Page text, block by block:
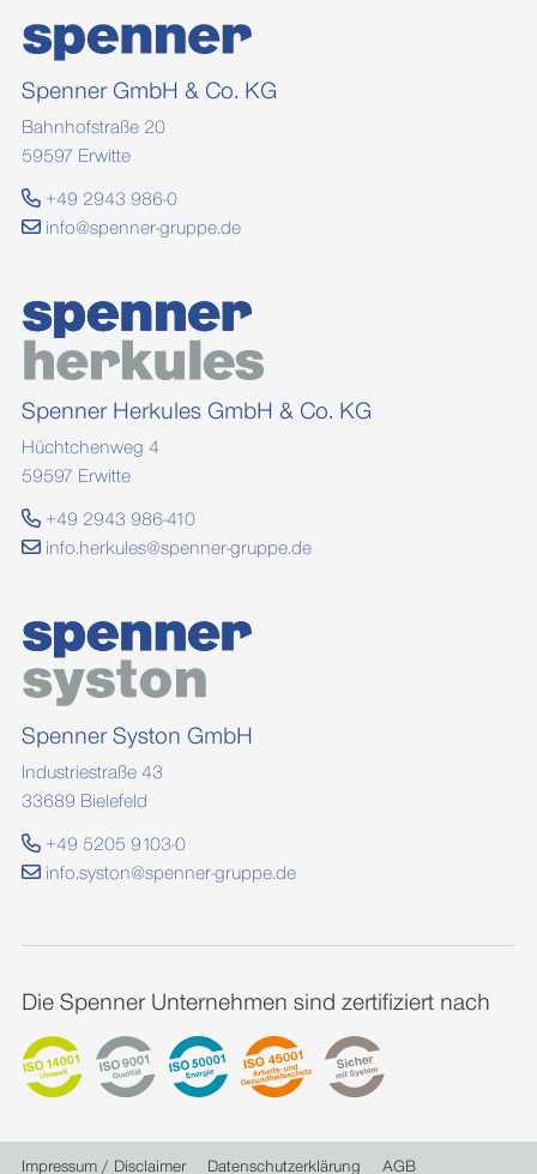
Spenner GmbH & Co. KG
Bahnhofstraße 20
59597 Erwitte
+49 2943 986-0
info@spenner-gruppe.de
Spenner Herkules GmbH & Co. KG
Hüchtchenweg 4
59597 Erwitte
+49 2943 986-410
info.herkules@spenner-gruppe.de
Spenner Syston GmbH
Industriestraße 43
33689 Bielefeld
+49 5205 9103-0
info.syston@spenner-gruppe.de
Die Spenner Unternehmen sind zertifiziert nach
Impressum / Disclaimer Datenschutzerklärung AGB